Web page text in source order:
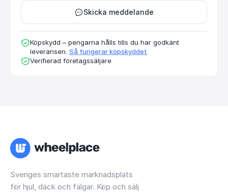
Skicka meddelande
Köpskydd – pengarna hålls tills du har godkänt
leveransen. Så fungerar köpskyddet
Verifierad företagssäljare
Sveriges smartaste marknadsplats
för hjul, däck och fälgar. Köp och sälj